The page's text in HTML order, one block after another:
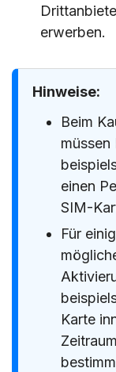
erwerben.
Hinweise:
Beim
müssen
einen
SIM-
Für
Karte